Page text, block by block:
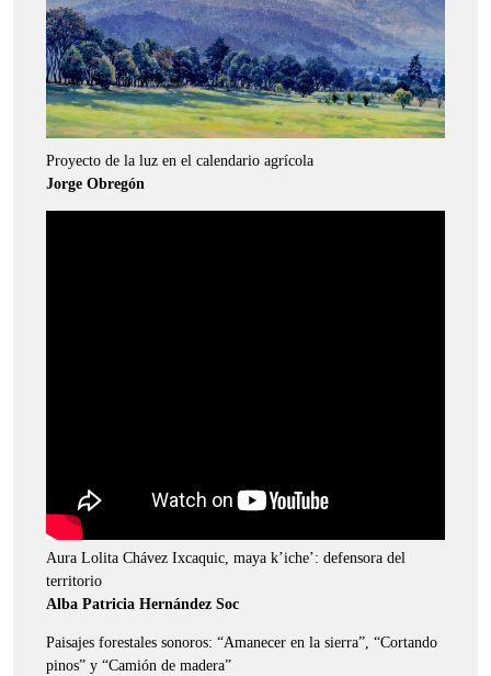
Proyecto de la luz en el calendario agrícola
Jorge Obregón
Aura Lolita Chávez Ixcaquic, maya k’iche’: defensora del
territorio
Alba Patricia Hernández Soc
Paisajes forestales sonoros: “Amanecer en la sierra”, “Cortando
pinos” y “Camión de madera”